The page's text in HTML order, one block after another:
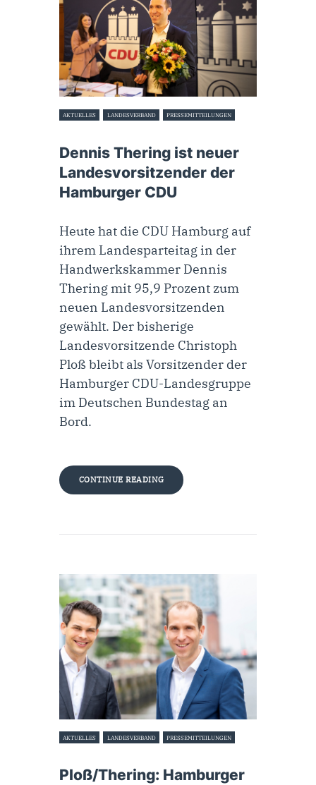
AKTUELLES LANDESVERBAND PRESSEMITTEILUNGEN
Dennis Thering ist neuer
Landes­vorsitzender der
Hamburger CDU
Heute hat die CDU Hamburg auf
ihrem Landesparteitag in der
Handwerkskammer Dennis
Thering mit 95,9 Prozent zum
neuen Landesvorsitzenden
gewählt. Der bisherige
Landesvorsitzende Christoph
Ploß bleibt als Vorsitzender der
Hamburger CDU-Landesgruppe
im Deutschen Bundestag an
Bord.
CONTINUE READING
AKTUELLES LANDESVERBAND PRESSEMITTEILUNGEN
Ploß/Thering: Hamburger